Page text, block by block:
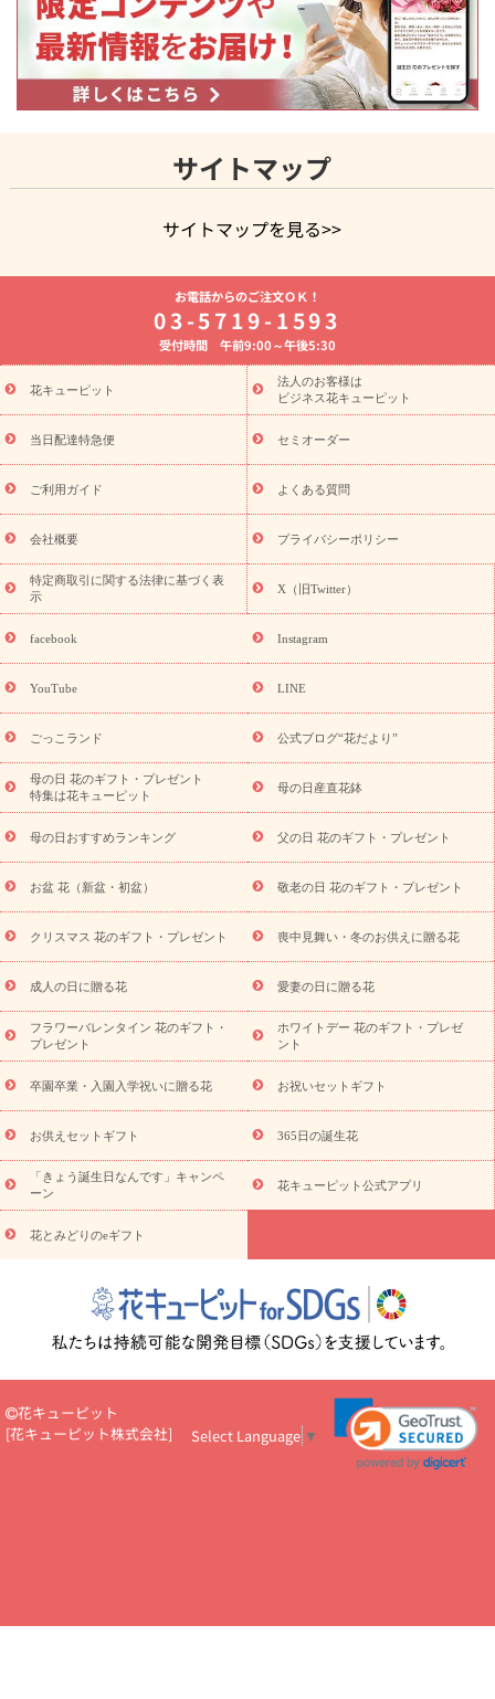
サイトマップ
サイトマップを見る>>
よく贈られる花
お祝いの花特集
誕生日フラワーギフト特集
8月の誕生花(トルコキキョウ)
開店・開業祝い
お供え・お悔やみ お供え・お悔やみの花
通夜・葬儀に贈る花 胡蝶蘭・花鉢
ーブドフラワー
季節のイベント
ひまわり ギフト・プレゼント
特集
お盆 花（新盆・初盆） 季節のイベント
お盆 花（新
盆・初盆）
お盆 花（新盆・初盆）
お盆・お供え 花とセットギ
フト
お盆・お供え プリザーブドフラワー
ひまわり ギフト・プ
レゼント特集
夏の花贈り・お中元・暑中見舞い 花のギフト特集
敬老の日におくる花ギフト・プレゼント特集
花ギフト・プレゼント特集
敬老の日 花のおすすめランキング
敬
老の日 花鉢植えのギフト・プレゼント特集
敬老の日 花とセットギ
フト・プレゼント特集
敬老の日の花 全てのギフト一覧
キャン
ペーン
「きょう誕生日なんです」キャンペーン
探す
誕生日フラワーギフト 誕生日フラワーギフト特集
誕生
日フラワーギフト商品一覧
ユリ トルコキキョウ
誕生花(トルコキキョウ)
9月の誕生花(リンドウ)
誕生日セット
ギフト
「きょう誕生日なんです」キャンペーン
用途から探す お祝いの花特集 当日配達特急便
お祝い商品
一覧
お祝い 新築・引っ越し祝い
結婚記念日
結婚祝い 出産祝い 退院祝い・快気祝い
還暦
祝い・長寿祝い
プチギフト ペットのお祝いフラワー
元・暑中見舞い
敬老の日
お供え
お供え・お悔やみ商品一覧 お供え・お悔やみの花
十九日法要以降に贈る花
通夜・葬儀に贈る花
お供え お花とセッ
お盆（新盆・初盆）
お祝い返し お見舞い
お取り
プリザーブドフラワー
スタイルから探す
アレンジメント
蘭・花鉢
ミディ胡蝶蘭・お祝い ミディ胡蝶蘭・お供え
の青色胡蝶蘭
観葉植物 観葉植物 産直多肉植物
プリザーブ
ドフラワー
お祝い お供え・お悔やみ 花とセットギフト
ミオーダー
プチギフト（hanamore -ハナモア-）
花とみどりの
eギフト
花キューピットのeGfit カラー ピンク
レンジ
レッド お花の種類 バラ ユリ トルコキキョウ
予
算から探す
お祝い お祝い・3000円～ お祝い・
お祝い・5000円～ お祝い・7000円～ お祝い・10000円～
お供え・お悔やみ
お供え・お悔やみ・3000円～
お供え・お
悔やみ・5000円～ お供え・お悔やみ・7000円～
お供え・お悔
やみ・10000円～
365日の誕生花カレンダー
開店・開業祝
お祝いを贈るときのマナー・
花キューピットのお祝いコラム一覧
誕生日のお花を「色
彩心理学」で選ぶ方法
結婚祝いの予算相場
出産祝いお役立ち情
転職祝いのマナー基礎知識
ペットのお祝いワンポイントアド
バイス
スタンド花（フラスタ）のマナー
お見舞いのマナーとル
お祝い花のマナー総まとめ
場上司や先輩へ贈るお祝い花の正解は？
開店祝いの花 選び方ガイ
ド（早見表あり）
花キューピットのお供え・
プロ直伝10のテクニック
花美人5人の「花のある暮らし」
美
お電話からのご注文ＯＫ！
03-5719-1593
受付時間 午前9:00～午後5:30
花キューピット
法人のお客様は
ビジネス花キューピット
当日配達特急便 セミオーダー
ご利用ガイド よくある質問
会社概要 プライバシーポリシー
特定商取引に関する法律に基づく表
示
X（旧Twitter）
facebook Instagram
YouTube LINE
ごっこランド 公式ブログ“花だより”
母の日 花のギフト・プレゼント
特集は花キューピット
母の日産直花鉢
母の日おすすめランキング 父の日 花のギフト・プレゼント
お盆 花（新盆・初盆） 敬老の日 花のギフト・プレゼント
クリスマス 花のギフト・プレゼント 喪中見舞い・冬のお供えに贈る花
成人の日に贈る花 愛妻の日に贈る花
フラワーバレンタイン 花のギフト・
プレゼント
ホワイトデー 花のギフト・プレゼ
ント
卒園卒業・入園入学祝いに贈る花 お祝いセットギフト
お供えセットギフト 365日の誕生花
「きょう誕生日なんです」キャンペ
ーン
花キューピット公式アプリ
花とみどりのeギフト
花キューピット
[花キューピット株式会社] Select Language ▼